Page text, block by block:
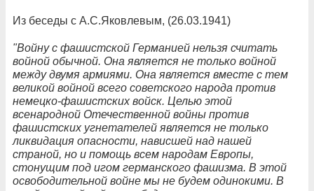
Из беседы с А.С.Яковлевым, (26.03.1941)
"Войну с фашистской Германией нельзя считать
войной обычной. Она является не только войной
между двумя армиями. Она является вместе с тем
великой войной всего советского народа против
немецко-фашистских войск. Целью этой
всенародной Отечественной войны против
фашистских угнетателей является не только
ликвидация опасности, нависшей над нашей
страной, но и помощь всем народам Европы,
стонущим под игом германского фашизма. В этой
освободительной войне мы не будем одинокими. В